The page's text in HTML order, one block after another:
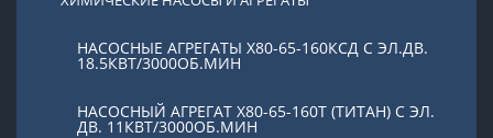
НАСОСНЫЕ АГРЕГАТЫ Х80-65-160КСД С ЭЛ.ДВ.
18.5КВТ/3000ОБ.МИН
НАСОСНЫЙ АГРЕГАТ Х80-65-160Т (ТИТАН) С ЭЛ.
ДВ. 11КВТ/3000ОБ.МИН